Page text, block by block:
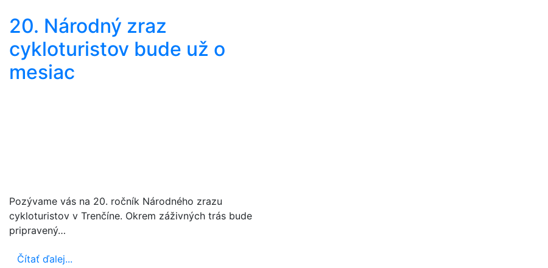
20. Národný zraz
cykloturistov bude už o
mesiac
Pozývame vás na 20. ročník Národného zrazu
cykloturistov v Trenčíne. Okrem záživných trás bude
pripravený…
Čítať ďalej...